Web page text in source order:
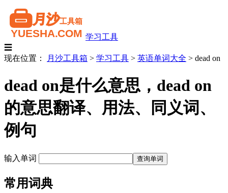
学习工具
☰
现在位置：
月沙工具箱 > 学习工具 > 英语单词大全 > dead on
dead on是什么意思，dead on
的意思翻译、用法、同义词、
例句
输入单词
常用词典